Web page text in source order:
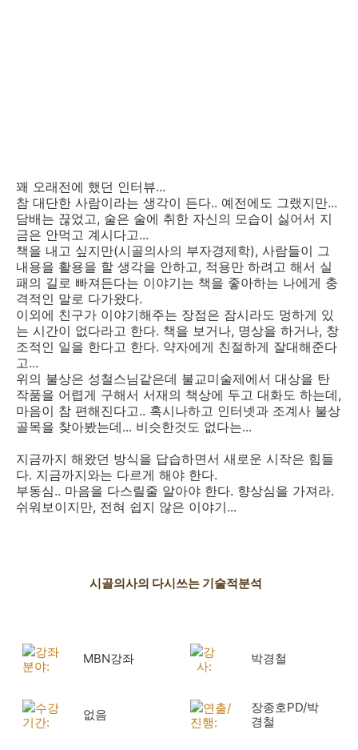
꽤 오래전에 했던 인터뷰...
참 대단한 사람이라는 생각이 든다.. 예전에도 그랬지만...
담배는 끊었고, 술은 술에 취한 자신의 모습이 싫어서 지
금은 안먹고 계시다고...
책을 내고 싶지만(시골의사의 부자경제학), 사람들이 그
내용을 활용을 할 생각을 안하고, 적용만 하려고 해서 실
패의 길로 빠져든다는 이야기는 책을 좋아하는 나에게 충
격적인 말로 다가왔다.
이외에 친구가 이야기해주는 장점은 잠시라도 멍하게 있
는 시간이 없다라고 한다. 책을 보거나, 명상을 하거나, 창
조적인 일을 한다고 한다. 약자에게 친절하게 잘대해준다
고...
위의 불상은 성철스님같은데 불교미술제에서 대상을 탄
작품을 어렵게 구해서 서재의 책상에 두고 대화도 하는데,
마음이 참 편해진다고.. 혹시나하고 인터넷과 조계사 불상
골목을 찾아봤는데... 비슷한것도 없다는...
지금까지 해왔던 방식을 답습하면서 새로운 시작은 힘들
다. 지금까지와는 다르게 해야 한다.
부동심.. 마음을 다스릴줄 알아야 한다. 향상심을 가져라.
쉬워보이지만, 전혀 쉽지 않은 이야기...
시골의사의 다시쓰는 기술적분석
강좌
분야:
MBN강좌
강
사:
박경철
수강
기간:
없음
연출/
진행:
장종호PD/박
경철